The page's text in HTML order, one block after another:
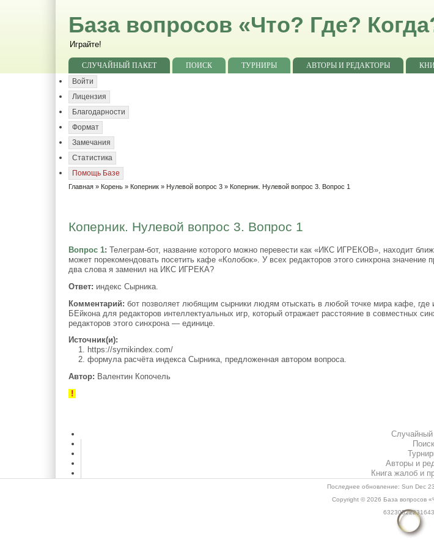
База вопросов «Что? Где?
Играйте!
СЛУЧАЙНЫЙ ПАКЕТ ПОИСК ТУРНИРЫ АВТОРЫ И РЕДАКТОРЫ
Войти
Лицензия
Благодарности
Формат
Замечания
Статистика
Помощь Базе
Главная » Корень » Коперник » Нулевой вопрос 3 » Коперник. Нулевой вопрос 3. Вопрос 1
Коперник. Нулевой вопрос 3. Вопрос 1
Вопрос 1: Телеграм-бот, название которого можно перевести как «ИКС ИГРЕКОВ», находит
может порекомендовать посетить кафе «Колобок». У всех редакторов этого синхрона
два слова я заменил на ИКС ИГРЕКА?
Ответ: индекс Сырника.
Комментарий: бот позволяет любящим сырники людям отыскать в любой точке мира кафе,
БЕйкона для редакторов интеллектуальных игр, который отражает расстояние в совместных
редакторов этого синхрона — единице.
Источник(и):
1. https://syrnikindex.com/
2. формула расчёта индекса Сырника, предложенная автором вопроса.
Автор: Валентин Копочель
!
Случайный
Поиск
Авторы и
Книга жалоб и
Последнее обновление: Sun Dec
Copyright © 2026 База вопросов